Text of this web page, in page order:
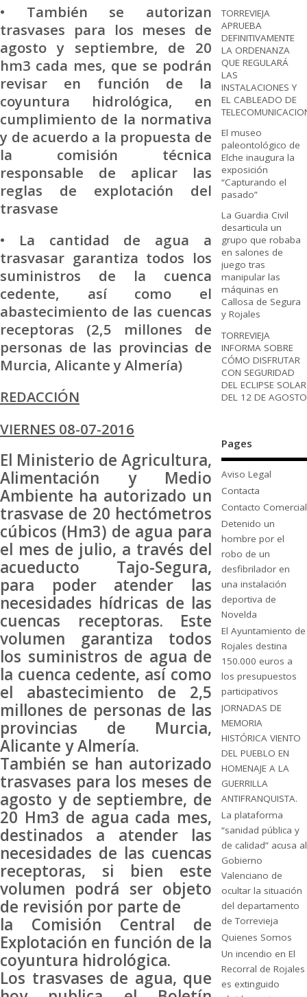
• También se autorizan
trasvases para los meses de
agosto y septiembre, de 20
hm3 cada mes, que se podrán
revisar en función de la
coyuntura hidrológica, en
cumplimiento de la normativa
y de acuerdo a la propuesta de
la comisión técnica
responsable de aplicar las
reglas de explotación del
trasvase
• La cantidad de agua a
trasvasar garantiza todos los
suministros de la cuenca
cedente, así como el
abastecimiento de las cuencas
receptoras (2,5 millones de
personas de las provincias de
Murcia, Alicante y Almería)
REDACCIÓN
VIERNES 08-07-2016
El Ministerio de Agricultura,
Alimentación y Medio
Ambiente ha autorizado un
trasvase de 20 hectómetros
cúbicos (Hm3) de agua para
el mes de julio, a través del
acueducto Tajo-Segura,
para poder atender las
necesidades hídricas de las
cuencas receptoras. Este
volumen garantiza todos
los suministros de agua de
la cuenca cedente, así como
el abastecimiento de 2,5
millones de personas de las
provincias de Murcia,
Alicante y Almería.
También se han autorizado
trasvases para los meses de
agosto y de septiembre, de
20 Hm3 de agua cada mes,
destinados a atender las
necesidades de las cuencas
receptoras, si bien este
volumen podrá ser objeto
de revisión por parte de
la Comisión Central de
Explotación en función de la
coyuntura hidrológica.
Los trasvases de agua, que
TORREVIEJA
APRUEBA
DEFINITIVAMENTE
LA ORDENANZA
QUE REGULARÁ
LAS
INSTALACIONES Y
EL CABLEADO DE
El museo
paleontológico de
Elche inaugura la
exposición
“Capturando el
pasado”
La Guardia Civil
desarticula un
grupo que robaba
en salones de
juego tras
manipular las
máquinas en
Callosa de Segura
y Rojales
TORREVIEJA
INFORMA SOBRE
CÓMO DISFRUTAR
CON SEGURIDAD
DEL ECLIPSE SOLAR
DEL 12 DE AGOSTO
Pages
Aviso Legal
Contacta
Contacto Comercial
Detenido un
hombre por el
robo de un
desfibrilador en
una instalación
deportiva de
Novelda
El Ayuntamiento de
Rojales destina
150.000 euros a
los presupuestos
participativos
JORNADAS DE
MEMORIA
HISTÓRICA VIENTO
DEL PUEBLO EN
HOMENAJE A LA
GUERRILLA
ANTIFRANQUISTA.
La plataforma
“sanidad pública y
de calidad” acusa al
Gobierno
Valenciano de
ocultar la situación
del departamento
de Torrevieja
Quienes Somos
Un incendio en El
Recorral de Rojales
es extinguido